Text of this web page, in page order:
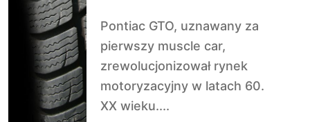
Pontiac GTO, uznawany za
pierwszy muscle car,
zrewolucjonizował rynek
motoryzacyjny w latach 60.
XX wieku....